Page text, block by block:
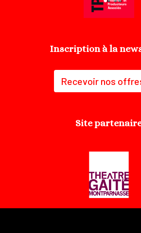
Inscription à la
Recevoir nos
Site